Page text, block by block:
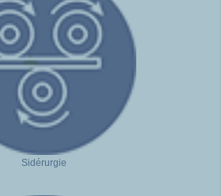
Sidérurgie